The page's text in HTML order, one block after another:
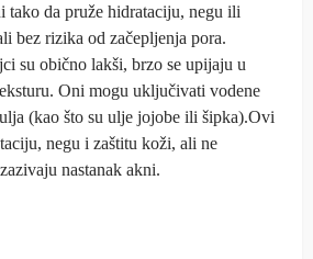
tako da pruže hidrataciju, negu ili
bez rizika od začepljenja pora.
su obično lakši, brzo se upijaju u
Oni mogu uključivati vodene
(kao što su ulje jojobe ili šipka).Ovi
negu i zaštitu koži, ali ne
nastanak akni.